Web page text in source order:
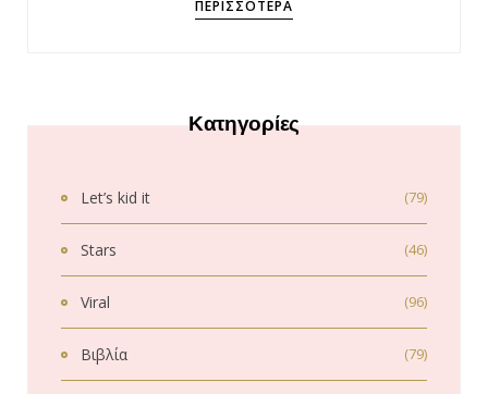
ΠΕΡΙΣΣΌΤΕΡΑ
Κατηγορίες
Let’s kid it (79)
Stars (46)
Viral (96)
Βιβλία (79)